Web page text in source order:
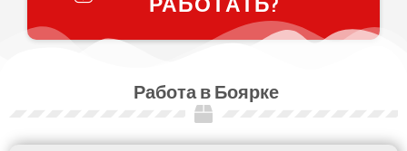
Работа в Боярке